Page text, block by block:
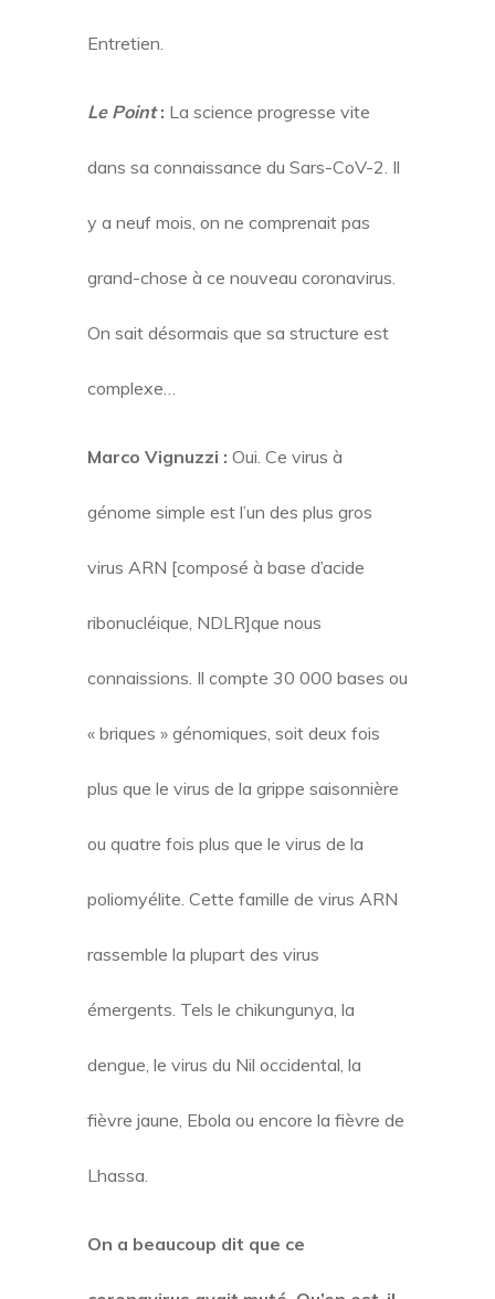
Entretien.
Le Point: La science progresse vite
dans sa connaissance du Sars-CoV-2. Il
y a neuf mois, on ne comprenait pas
grand-chose à ce nouveau coronavirus.
On sait désormais que sa structure est
complexe…
Marco Vignuzzi : Oui. Ce virus à
génome simple est l’un des plus gros
virus ARN [composé à base d’acide
ribonucléique, NDLR]que nous
connaissions. Il compte 30 000 bases ou
« briques » génomiques, soit deux fois
plus que le virus de la grippe saisonnière
ou quatre fois plus que le virus de la
poliomyélite. Cette famille de virus ARN
rassemble la plupart des virus
émergents. Tels le chikungunya, la
dengue, le virus du Nil occidental, la
fièvre jaune, Ebola ou encore la fièvre de
Lhassa.
On a beaucoup dit que ce